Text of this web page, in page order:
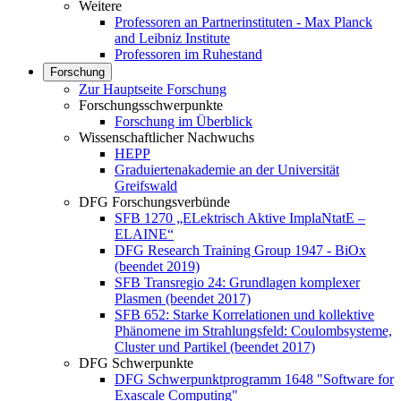
Weitere
Professoren an Partnerinstituten - Max Planck
and Leibniz Institute
Professoren im Ruhestand
Forschung
Zur Hauptseite Forschung
Forschungsschwerpunkte
Forschung im Überblick
Wissenschaftlicher Nachwuchs
HEPP
Graduiertenakademie an der Universität
Greifswald
DFG Forschungsverbünde
SFB 1270 „ELektrisch Aktive ImplaNtatE –
ELAINE“
DFG Research Training Group 1947 - BiOx
(beendet 2019)
SFB Transregio 24: Grundlagen komplexer
Plasmen (beendet 2017)
SFB 652: Starke Korrelationen und kollektive
Phänomene im Strahlungsfeld: Coulombsysteme,
Cluster und Partikel (beendet 2017)
DFG Schwerpunkte
DFG Schwerpunktprogramm 1648 "Software for
Exascale Computing"